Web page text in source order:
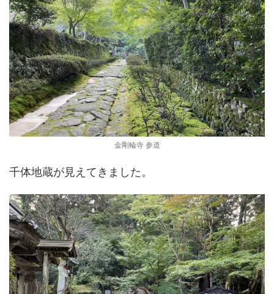
金剛輪寺 参道
千体地蔵が見えてきました。